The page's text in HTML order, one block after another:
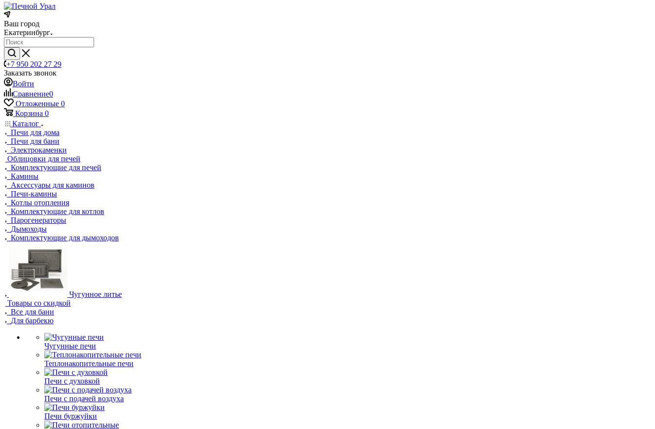
Ваш город
Екатеринбург
+7 950 202 27 29
Заказать звонок
Войти
Сравнение0
Отложенные 0
Корзина 0
Каталог
Печи для дома
Печи для бани
Электрокаменки
Облицовки для печей
Комплектующие для печей
Камины
Аксессуары для каминов
Печи-камины
Котлы отопления
Комплектующие для котлов
Парогенераторы
Дымоходы
Комплектующие для дымоходов
Чугунное литье
Товары со скидкой
Все для бани
Для барбекю
Чугунные печи
Теплонакопительные печи
Печи с духовкой
Печи с подачей воздуха
Печи буржуйки